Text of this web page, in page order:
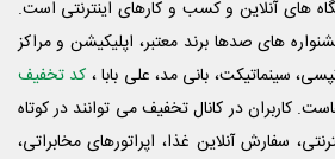
های آنلاین و کسب و‌ کارهای اینترنتی است.
های صدها برند معتبر، اپلیکیشن و مراکز
سینماتیکت، بانی مد، علی‌ بابا ، کد تخفیف
کاربران در کانال تخفیف می توانند در کوتاه
سفارش آنلاین غذا، اپراتورهای مخابراتی،